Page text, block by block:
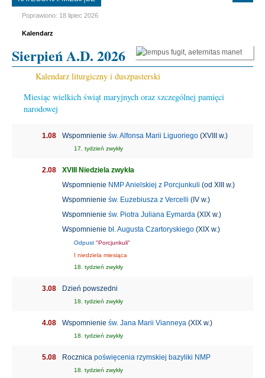
Poprawiono: 18 lipiec 2026
Kalendarz
Sierpień A.D. 2026
Kalendarz liturgiczny i duszpasterski
Miesiąc wielkich świąt maryjnych oraz szczególnej pamięci
narodowej
1.08 Wspomnienie św. Alfonsa Marii Liguoriego (XVIII w.)
17. tydzień zwykły
2.08
XVIII Niedziela zwykła
Wspomnienie NMP Anielskiej z Porcjunkuli (od XIII w.)
Wspomnienie św. Euzebiusza z Vercelli (IV w.)
Wspomnienie św. Piotra Juliana Eymarda (XIX w.)
Wspomnienie bł. Augusta Czartoryskiego (XIX w.)
Odpust "Porcjunkuli"
I niedziela miesiąca
18. tydzień zwykły
3.08 Dzień powszedni
18. tydzień zwykły
4.08 Wspomnienie św. Jana Marii Vianneya (XIX w.)
18. tydzień zwykły
5.08 Rocznica poświęcenia rzymskiej bazyliki NMP
18. tydzień zwykły